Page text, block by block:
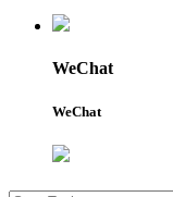
WeChat
WeChat